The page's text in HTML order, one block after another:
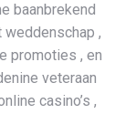
baanbrekend
weddenschap ,
promoties , en
veteraan
casino’s ,